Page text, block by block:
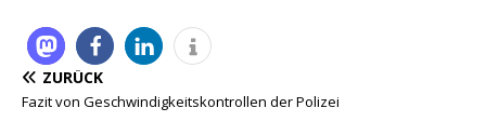
ZURÜCK
Fazit von Geschwindigkeitskontrollen der Polizei